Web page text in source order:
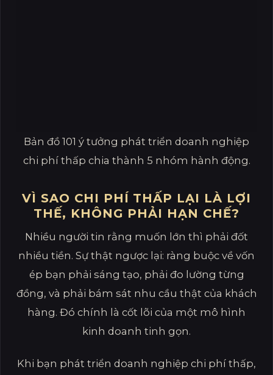
Bản đồ 101 ý tưởng phát triển doanh nghiệp
chi phí thấp chia thành 5 nhóm hành động.
VÌ SAO CHI PHÍ THẤP LẠI LÀ LỢI
THẾ, KHÔNG PHẢI HẠN CHẾ?
Nhiều người tin rằng muốn lớn thì phải đốt
nhiều tiền. Sự thật ngược lại: ràng buộc về vốn
ép bạn phải sáng tạo, phải đo lường từng
đồng, và phải bám sát nhu cầu thật của khách
hàng. Đó chính là cốt lõi của một mô hình
kinh doanh tinh gọn.
Khi bạn phát triển doanh nghiệp chi phí thấp,